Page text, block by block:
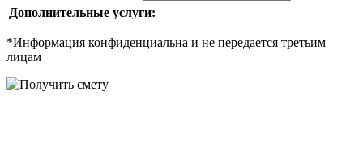
Дополнительные услуги:
*Информация конфиденциальна и не передается третьим
лицам